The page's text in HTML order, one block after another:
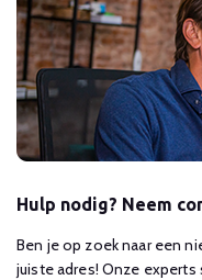
Hulp nodig? Neem
Ben je op zoek naar een
juiste adres! Onze